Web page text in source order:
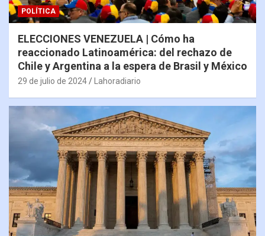
POLÍTICA
ELECCIONES VENEZUELA | Cómo ha
reaccionado Latinoamérica: del rechazo de
Chile y Argentina a la espera de Brasil y México
29 de julio de 2024 Lahoradiario